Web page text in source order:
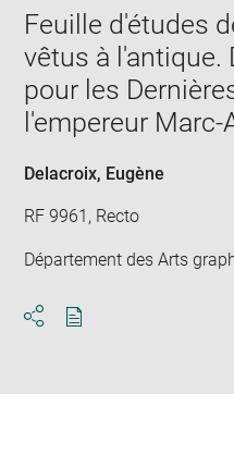
Feuille d'études
vêtus à l'antique.
pour les
l'empereur Marc-
Delacroix, Eugène
RF 9961, Recto
Département des Arts